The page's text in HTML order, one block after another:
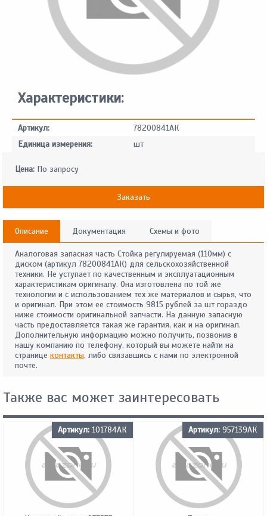
Характеристики:
Артикул:
78200841АК
Единица измерения:
шт
Цена: По запросу
Заказать
Описание Документация Схемы и фото
Аналоговая запасная часть Стойка регулируемая (110мм) с
диском (артикул 78200841АК) для сельскохозяйственной
техники. Не уступает по качественным и эксплуатационным
характеристикам оригиналу. Она изготовлена по той же
технологии и с использованием тех же материалов и сырья, что
и оригинал. При этом ее стоимость 9815 рублей за шт гораздо
ниже стоимости оригинальной запчасти. На данную запасную
часть предоставляется такая же гарантия, как и на оригинал.
Дополнительную информацию можно получить, позвонив в
нашу компанию по телефону, который вы можете найти на
странице контакты, либо связавшись с нами по электронной
почте.
Также вас может заинтересовать
Артикул: 101784АК Артикул: 957139АК